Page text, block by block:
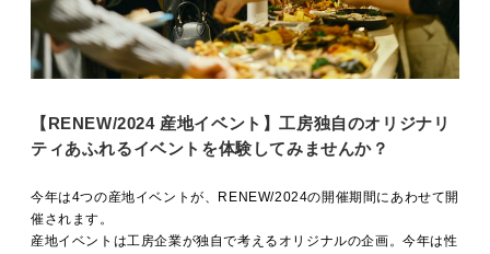
EXHIBITOR
MOVIE
ACCESS / STAY
【RENEW/2024 産地イベント】工房独自のオリジナリ
ティあふれるイベントを体験してみませんか？
今年は4つの産地イベントが、RENEW/2024の開催期間にあわせて開
催されます。
産地イベントは工房企業が独自で考えるオリジナルの企画。今年は性